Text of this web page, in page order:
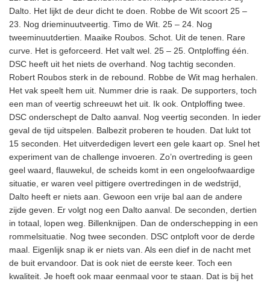
Dalto. Het lijkt de deur dicht te doen. Robbe de Wit scoort 25 –
23. Nog drieminuutveertig. Timo de Wit. 25 – 24. Nog
tweeminuutdertien. Maaike Roubos. Schot. Uit de tenen. Rare
curve. Het is geforceerd. Het valt wel. 25 – 25. Ontploffing één.
DSC heeft uit het niets de overhand. Nog tachtig seconden.
Robert Roubos sterk in de rebound. Robbe de Wit mag herhalen.
Het vak speelt hem uit. Nummer drie is raak. De supporters, toch
een man of veertig schreeuwt het uit. Ik ook. Ontploffing twee.
DSC onderschept de Dalto aanval. Nog veertig seconden. In ieder
geval de tijd uitspelen. Balbezit proberen te houden. Dat lukt tot
15 seconden. Het uitverdedigen levert een gele kaart op. Snel het
experiment van de challenge invoeren. Zo’n overtreding is geen
geel waard, flauwekul, de scheids komt in een ongeloofwaardige
situatie, er waren veel pittigere overtredingen in de wedstrijd,
Dalto heeft er niets aan. Gewoon een vrije bal aan de andere
zijde geven. Er volgt nog een Dalto aanval. De seconden, dertien
in totaal, lopen weg. Billenknijpen. Dan de onderschepping in een
rommelsituatie. Nog twee seconden. DSC ontploft voor de derde
maal. Eigenlijk snap ik er niets van. Als een dief in de nacht met
de buit ervandoor. Dat is ook niet de eerste keer. Toch een
kwaliteit. Je hoeft ook maar eenmaal voor te staan. Dat is bij het